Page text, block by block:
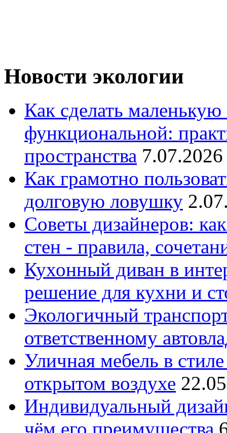
Новости экологии
Как сделать
функциональной:
пространства
Как грамотно
долговую ловушку
Советы дизайнеров:
стен - правила,
Кухонный диван в
решение для кухни и
Экологичный
ответственному
Уличная мебель в
открытом воздухе
Индивидуальный
чём его преимущества